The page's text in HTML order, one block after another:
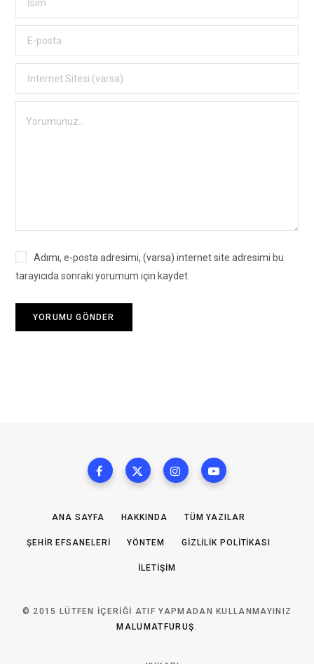
Adımı, e-posta adresimi, (varsa) internet site adresimi bu
tarayıcıda sonraki yorumum için kaydet
ANA SAYFA HAKKINDA TÜM YAZILAR
ŞEHIR EFSANELERI YÖNTEM GIZLILIK POLITIKASI
İLETIŞIM
© 2015 LÜTFEN IÇERIĞI ATIF YAPMADAN KULLANMAYINIZ
MALUMATFURUŞ